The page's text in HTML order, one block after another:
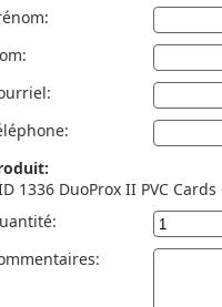
1336 DuoProx II PVC